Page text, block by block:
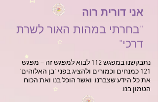
אני דורית רוה
"בחרתי במהות האור לשרת
דרכי"
נתבקשנו במפגש 112 לבוא למפגש זה – מפגש
121 כמנחים וכמורים ולהציג בפני "בן האלוהים"
את כל הידע שצברנו, ואשר הוכל בנו ואת הכוח
הטמון בנו.